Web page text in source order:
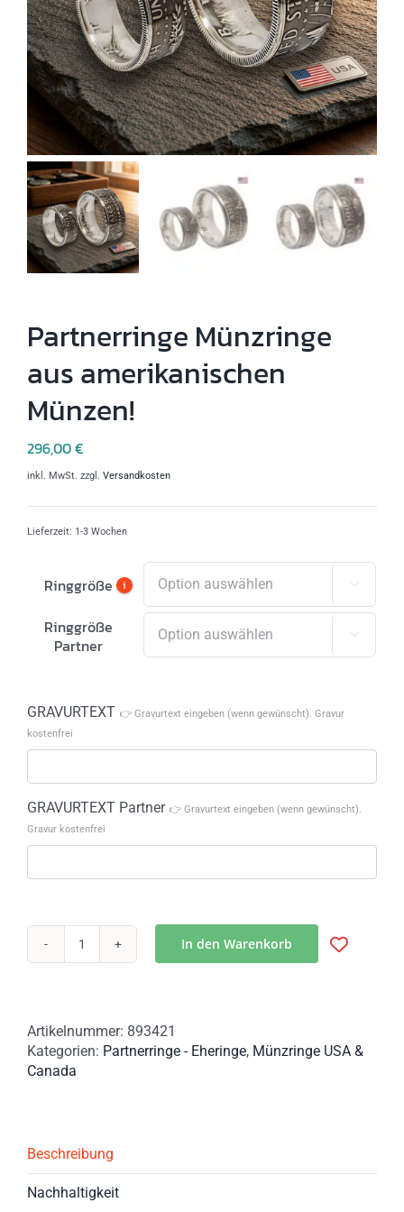
Partnerringe Münzringe
aus amerikanischen
Münzen!
296,00€
inkl. MwSt. zzgl. Versandkosten
Lieferzeit: 1-3 Wochen
Ringgröße i 
Ringgröße
Partner

GRAVURTEXT 👉 Gravurtext eingeben (wenn gewünscht). Gravur
kostenfrei
GRAVURTEXT Partner 👉 Gravurtext eingeben (wenn gewünscht).
Gravur kostenfrei
Partnerringe
Münzen!
Menge
In den Warenkorb
Artikelnummer: 893421
Kategorien: Partnerringe - Eheringe, Münzringe USA &
Canada
Beschreibung
Nachhaltigkeit